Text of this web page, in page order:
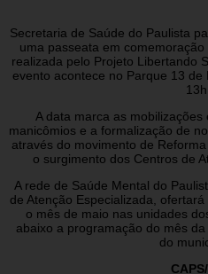
Secretaria de Saúde do Paulista
uma passeata em
realizada pelo Projeto Libertando
evento acontece no Parque 13
13h.
A data marca as
manicômios e a formalização de
através do movimento de
o surgimento dos Centros de
A rede de Saúde Mental do
de Atenção Especializada,
o mês de maio nas unidades
abaixo a programação do mês
do